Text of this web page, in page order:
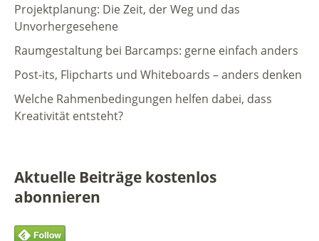
Projektplanung: Die Zeit, der Weg und das
Unvorhergesehene
Raumgestaltung bei Barcamps: gerne einfach anders
Post-its, Flipcharts und Whiteboards – anders denken
Welche Rahmenbedingungen helfen dabei, dass
Kreativität entsteht?
Aktuelle Beiträge kostenlos
abonnieren